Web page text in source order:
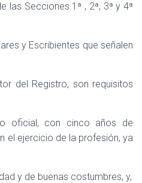
las Secciones 1ª , 2ª, 3ª y 4ª
y Escribientes que señalen
del Registro, son requisitos
oficial, con cinco años de
el ejercicio de la profesión, ya
y de buenas costumbres, y,